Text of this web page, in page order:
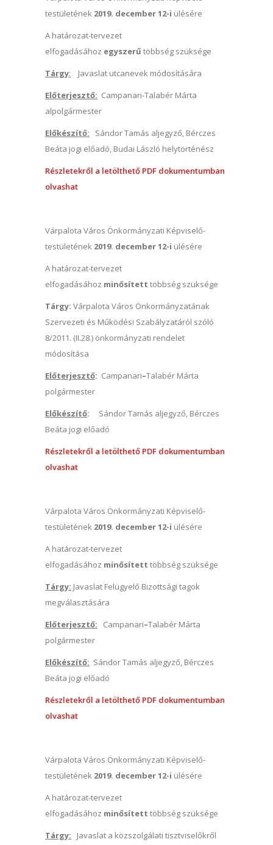
testületének 2019. december 12-i ülésére
A határozat-tervezet
elfogadásához egyszerű többség szüksége
Tárgy: Javaslat utcanevek módosítására
Előterjesztő: Campanari-Talabér Márta
alpolgármester
Előkészítő: Sándor Tamás aljegyző, Bérczes
Beáta jogi előadó, Budai László helytörténész
Részletekről a letölthető PDF dokumentumban
olvashat
Várpalota Város Önkormányzati Képviselő-
testületének 2019. december 12-i ülésére
A határozat-tervezet
elfogadásához minősített többség szüksége
Tárgy: Várpalota Város Önkormányzatának
Szervezeti és Működési Szabályzatáról szóló
8/2011. (II.28.) önkormányzati rendelet
módosítása
Előterjesztő: Campanari–Talabér Márta
polgármester
Előkészítő: Sándor Tamás aljegyző, Bérczes
Beáta jogi előadó
Részletekről a letölthető PDF dokumentumban
olvashat
Várpalota Város Önkormányzati Képviselő-
testületének 2019. december 12-i ülésére
A határozat-tervezet
elfogadásához minősített többség szüksége
Tárgy: Javaslat Felügyelő Bizottsági tagok
megválasztására
Előterjesztő:
Campanari–Talabér Márta
polgármester
Előkészítő: Sándor Tamás aljegyző, Bérczes
Beáta jogi előadó
Részletekről a letölthető PDF dokumentumban
olvashat
Várpalota Város Önkormányzati Képviselő-
testületének 2019. december 12-i ülésére
A határozat-tervezet
elfogadásához minősített többség szüksége
Tárgy: Javaslat a közszolgálati tisztviselőkről